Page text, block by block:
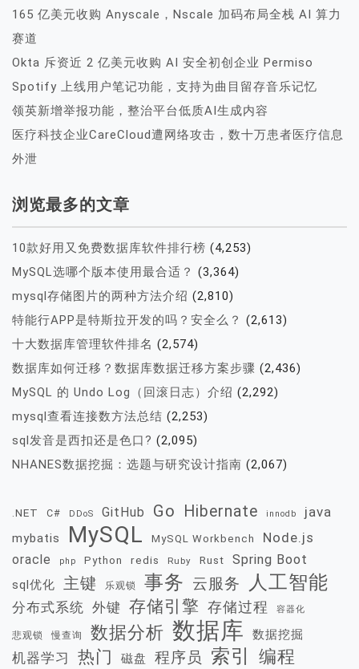
165 亿美元收购 Anyscale，Nscale 加码布局全栈 AI 算力
赛道
Okta 斥资近 2 亿美元收购 AI 安全初创企业 Permiso
Spotify 上线用户笔记功能，支持为曲目留存音乐记忆
领英新增举报功能，整治平台低质AI生成内容
医疗科技企业CareCloud遭网络攻击，数十万患者医疗信息
外泄
浏览最多的文章
10款好用又免费数据库软件排行榜 (4,253)
MySQL选哪个版本使用最合适？ (3,364)
mysql存储图片的两种方法介绍 (2,810)
特能行APP是特斯拉开发的吗？安全么？ (2,613)
十大数据库管理软件排名 (2,574)
数据库如何迁移？数据库数据迁移方案步骤 (2,436)
MySQL 的 Undo Log（回滚日志）介绍 (2,292)
mysql查看连接数方法总结 (2,253)
sql发音是西扣还是色口? (2,095)
NHANES数据挖掘：选题与研究设计指南 (2,067)
.NET C# DDoS GitHub Go Hibernate innodb java
mybatis MySQL MySQL Workbench Node.js
oracle php Python redis Ruby Rust Spring Boot
sql优化 主键 乐观锁 事务 云服务 人工智能
分布式系统 外键 存储引擎 存储过程 容器化
悲观锁 慢查询 数据分析 数据库 数据挖掘
机器学习 热门 磁盘 程序员 索引 编程